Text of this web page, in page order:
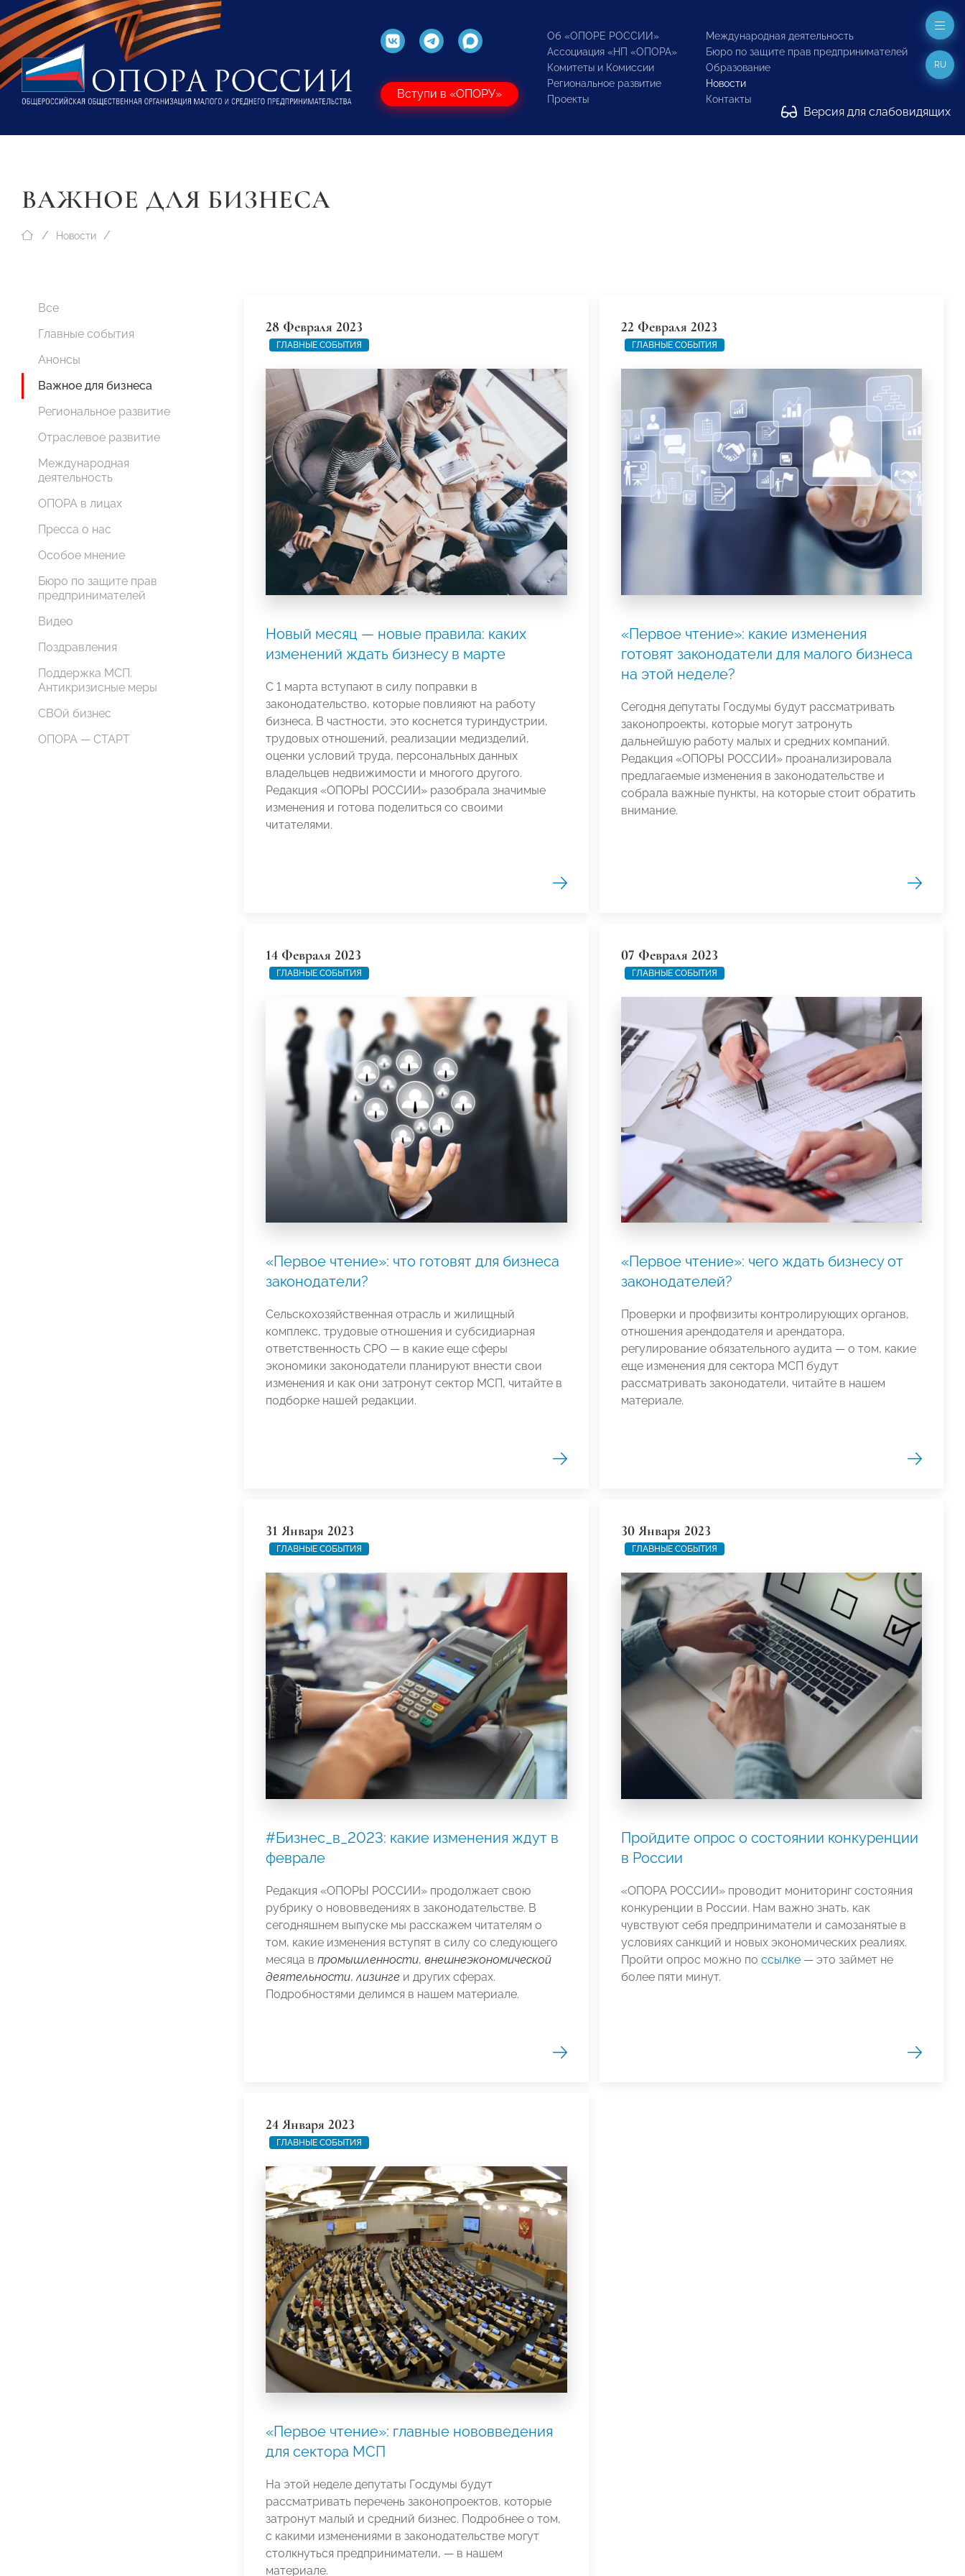
Вступи в «ОПОРУ»
Об «ОПОРЕ РОССИИ»
Ассоциация «НП «ОПОРА»
Комитеты и Комиссии
Региональное развитие
Проекты
Международная деятельность
Бюро по защите прав предпринимателей
Образование
Новости
Контакты
Версия для слабовидящих
RU
ВАЖНОЕ ДЛЯ БИЗНЕСА
Новости
Все
Главные события
Анонсы
Важное для бизнеса
Региональное развитие
Отраслевое развитие
Международная
деятельность
ОПОРА в лицах
Пресса о нас
Особое мнение
Бюро по защите прав
предпринимателей
Видео
Поздравления
Поддержка МСП.
Антикризисные меры
СВОй бизнес
ОПОРА — СТАРТ
28 Февраля 2023
ГЛАВНЫЕ СОБЫТИЯ
Новый месяц — новые правила: каких
изменений ждать бизнесу в марте
С 1 марта вступают в силу поправки в
законодательство, которые повлияют на работу
бизнеса. В частности, это коснется туриндустрии,
трудовых отношений, реализации медизделий,
оценки условий труда, персональных данных
владельцев недвижимости и многого другого.
Редакция «ОПОРЫ РОССИИ» разобрала значимые
изменения и готова поделиться со своими
читателями.
22 Февраля 2023
ГЛАВНЫЕ СОБЫТИЯ
«Первое чтение»: какие изменения
готовят законодатели для малого бизнеса
на этой неделе?
Сегодня депутаты Госдумы будут рассматривать
законопроекты, которые могут затронуть
дальнейшую работу малых и средних компаний.
Редакция «ОПОРЫ РОССИИ» проанализировала
предлагаемые изменения в законодательстве и
собрала важные пункты, на которые стоит обратить
внимание.
14 Февраля 2023
ГЛАВНЫЕ СОБЫТИЯ
«Первое чтение»: что готовят для бизнеса
законодатели?
Сельскохозяйственная отрасль и жилищный
комплекс, трудовые отношения и субсидиарная
ответственность СРО — в какие еще сферы
экономики законодатели планируют внести свои
изменения и как они затронут сектор МСП, читайте в
подборке нашей редакции.
07 Февраля 2023
ГЛАВНЫЕ СОБЫТИЯ
«Первое чтение»: чего ждать бизнесу от
законодателей?
Проверки и профвизиты контролирующих органов,
отношения арендодателя и арендатора,
регулирование обязательного аудита — о том, какие
еще изменения для сектора МСП будут
рассматривать законодатели, читайте в нашем
материале.
31 Января 2023
ГЛАВНЫЕ СОБЫТИЯ
#Бизнес_в_2023: какие изменения ждут в
феврале
Редакция «ОПОРЫ РОССИИ» продолжает свою
рубрику о нововведениях в законодательстве. В
сегодняшнем выпуске мы расскажем читателям о
том, какие изменения вступят в силу со следующего
месяца в промышленности, внешнеэкономической
деятельности, лизинге и других сферах.
Подробностями делимся в нашем материале.
30 Января 2023
ГЛАВНЫЕ СОБЫТИЯ
Пройдите опрос о состоянии конкуренции
в России
«ОПОРА РОССИИ» проводит мониторинг состояния
конкуренции в России. Нам важно знать, как
чувствуют себя предприниматели и самозанятые в
условиях санкций и новых экономических реалиях.
Пройти опрос можно по ссылке— это займет не
более пяти минут.
24 Января 2023
ГЛАВНЫЕ СОБЫТИЯ
«Первое чтение»: главные нововведения
для сектора МСП
На этой неделе депутаты Госдумы будут
рассматривать перечень законопроектов, которые
затронут малый и средний бизнес. Подробнее о том,
с какими изменениями в законодательстве могут
столкнуться предприниматели, — в нашем
материале.